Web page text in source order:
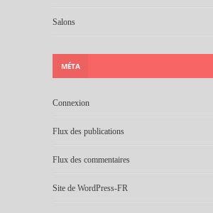
Salons
MÉTA
Connexion
Flux des publications
Flux des commentaires
Site de WordPress-FR